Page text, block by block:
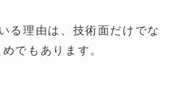
る理由は、技術面だけでな
でもあります。